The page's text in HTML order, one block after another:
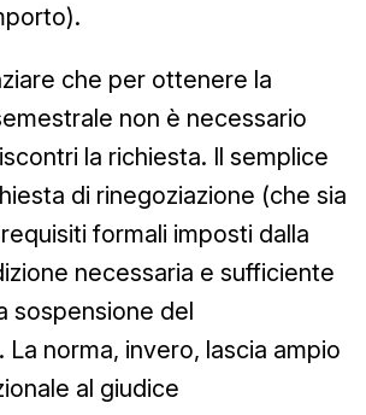
che per ottenere la
non è necessario
la richiesta. Il semplice
di rinegoziazione (che sia
formali imposti dalla
necessaria e sufficiente
sospensione del
norma, invero, lascia ampio
al giudice